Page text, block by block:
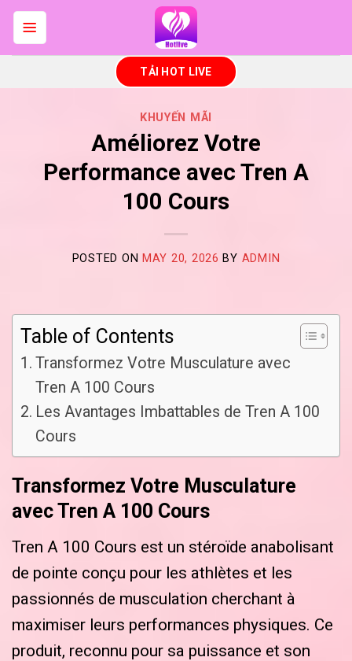
Skip
to
TẢI HOT LIVE
KHUYẾN MÃI
Améliorez Votre
Performance avec Tren A
100 Cours
POSTED ON MAY 20, 2026 BY ADMIN
Table of Contents
Transformez Votre Musculature avec
Tren A 100 Cours
Les Avantages Imbattables de Tren A 100
Cours
Transformez Votre Musculature
avec Tren A 100 Cours
Tren A 100 Cours est un stéroïde anabolisant
de pointe conçu pour les athlètes et les
passionnés de musculation cherchant à
maximiser leurs performances physiques. Ce
produit, reconnu pour sa puissance et son